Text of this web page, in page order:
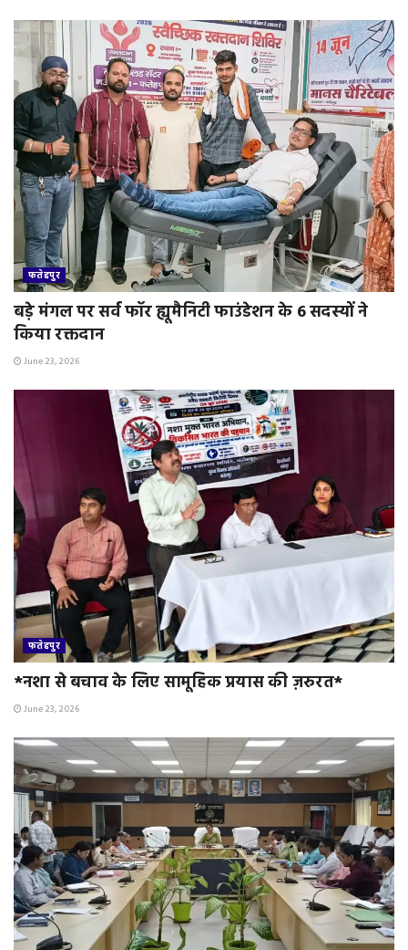
फतेहपुर
बड़े मंगल पर सर्व फॉर ह्यूमैनिटी फाउंडेशन के 6 सदस्यों ने
किया रक्तदान
June 23, 2026
फतेहपुर
*नशा से बचाव के लिए सामूहिक प्रयास की ज़रुरत*
June 23, 2026